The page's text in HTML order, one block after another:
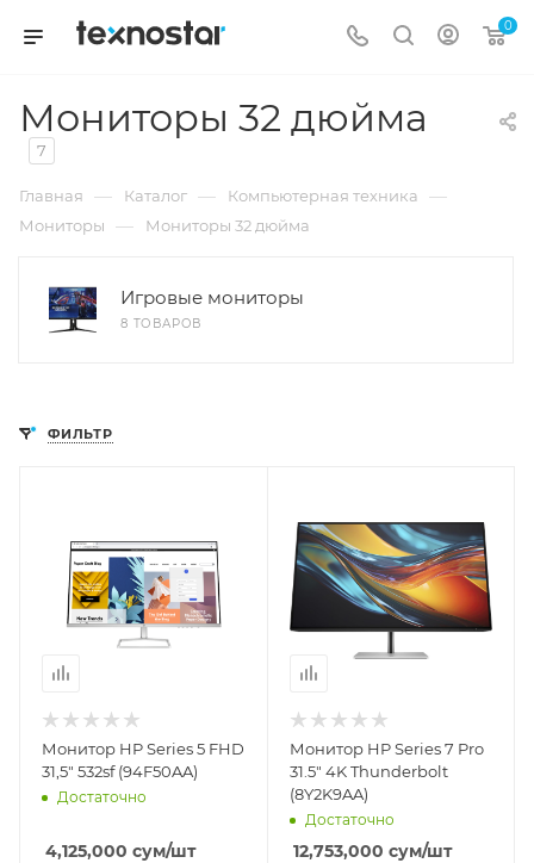
0
Мониторы 32 дюйма
7
Главная — Каталог — Компьютерная техника —
Мониторы — Мониторы 32 дюйма
Игровые мониторы
8 ТОВАРОВ
ФИЛЬТР
Монитор HP Series 5 FHD
31,5" 532sf (94F50AA)
Достаточно
4,125,000 сум/шт
Монитор HP Series 7 Pro
31.5" 4K Thunderbolt
(8Y2K9AA)
Достаточно
12,753,000 сум/шт